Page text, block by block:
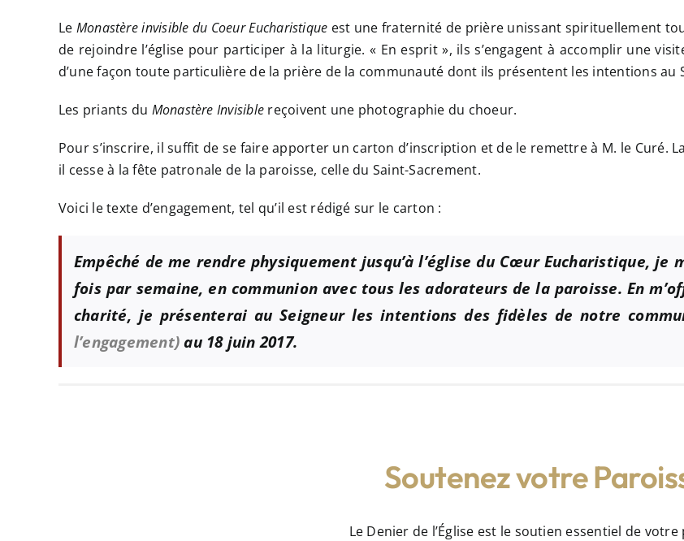
Le Monastère invisible du Coeur Eucharistique est une fraternité de prière unissant spirituellement
de rejoindre l’église pour participer à la liturgie. « En esprit », ils s’engagent à accomplir une
d’une façon toute particulière de la prière de la communauté dont ils présentent les intentions au
Les priants du Monastère Invisible reçoivent une photographie du choeur.
Pour s’inscrire, il suffit de se faire apporter un carton d’inscription et de le remettre à M. le Curé.
il cesse à la fête patronale de la paroisse, celle du Saint-Sacrement.
Voici le texte d’engagement, tel qu’il est rédigé sur le carton :
Empêché de me rendre physiquement jusqu’à l’église du Cœur Eucharistique, je
fois par semaine, en communion avec tous les adorateurs de la paroisse. En
charité, je présenterai au Seigneur les intentions des fidèles de notre
l’engagement)au 18 juin 2017.
Soutenez votre
Le Denier de l’Église est le soutien essentiel de votre